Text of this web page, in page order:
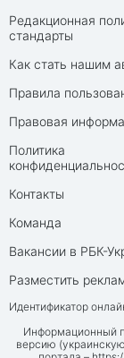
Редакционная
стандарты
Как стать нашим
Правила
Правовая
Политика
Контакты
Команда
Вакансии в РБК-
Разместить
Идентификатор
Информационный
версию